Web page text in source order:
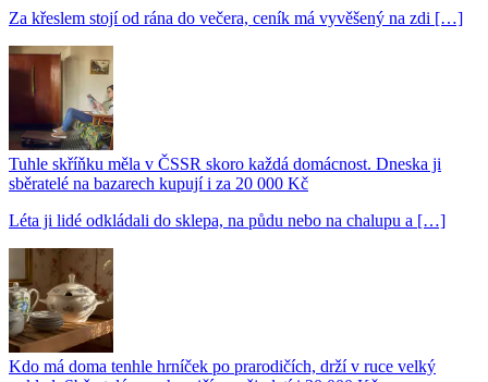
Za křeslem stojí od rána do večera, ceník má vyvěšený na zdi […]
Tuhle skříňku měla v ČSSR skoro každá domácnost. Dneska ji
sběratelé na bazarech kupují i za 20 000 Kč
Léta ji lidé odkládali do sklepa, na půdu nebo na chalupu a […]
Kdo má doma tenhle hrníček po prarodičích, drží v ruce velký